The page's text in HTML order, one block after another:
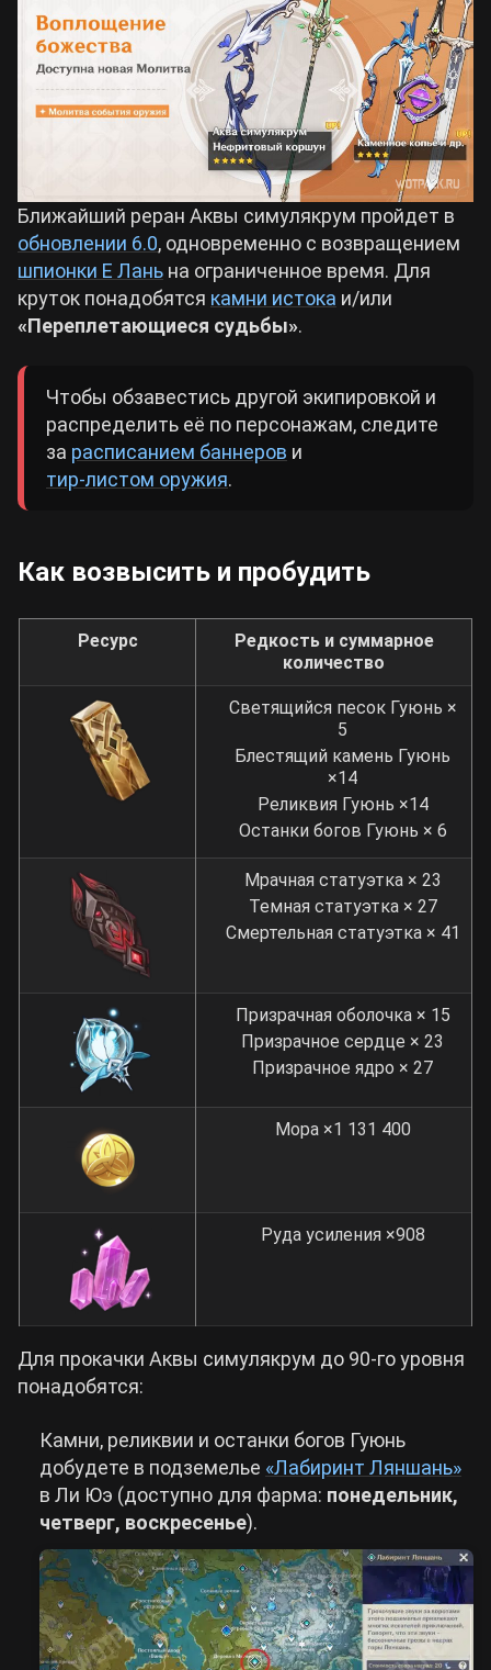
Ближайший реран Аквы симулякрум пройдет в
обновлении 6.0, одновременно с возвращением
шпионки Е Лань на ограниченное время. Для
круток понадобятся камни истока и/или
«Переплетающиеся судьбы».
Чтобы обзавестись другой экипировкой и
распределить её по персонажам, следите
за расписанием баннеров и
тир-листом оружия.
Как возвысить и пробудить
Ресурс
Редкость и суммарное
количество
Светящийся песок Гуюнь ×
5
Блестящий камень Гуюнь
×14
Реликвия Гуюнь ×14
Останки богов Гуюнь × 6
Мрачная статуэтка × 23
Темная статуэтка × 27
Смертельная статуэтка × 41
Призрачная оболочка × 15
Призрачное сердце × 23
Призрачное ядро × 27
Мора ×1 131 400
Руда усиления ×908
Для прокачки Аквы симулякрум до 90-го уровня
понадобятся:
Камни, реликвии и останки богов Гуюнь
добудете в подземелье «Лабиринт Ляншань»
в Ли Юэ (доступно для фарма: понедельник,
четверг, воскресенье).